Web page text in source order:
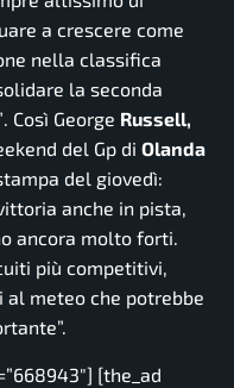
a crescere come
nella classifica
la seconda
. Così George Russell,
del Gp di Olanda
del giovedì:
anche in pista,
ancora molto forti.
più competitivi,
meteo che potrebbe
[the_ad